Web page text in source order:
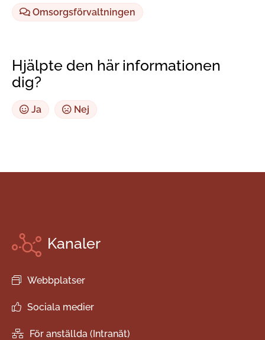
Omsorgsförvaltningen
Hjälpte den här informationen
dig?
Ja Nej
Kanaler
Webbplatser
Sociala medier
För anställda (Intranät)